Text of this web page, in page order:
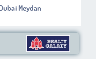
Meydan